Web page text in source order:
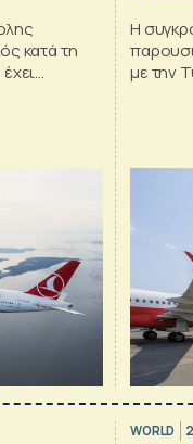
κατά τη
Η
με την
WORLD